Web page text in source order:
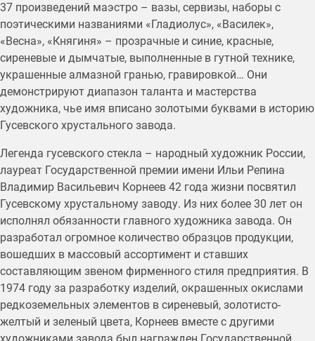
37 произведений маэстро – вазы, сервизы, наборы с
поэтическими названиями «Гладиолус», «Василек»,
«Весна», «Княгиня» – прозрачные и синие, красные,
сиреневые и дымчатые, выполненные в гутной технике,
украшенные алмазной гранью, гравировкой… Они
демонстрируют диапазон таланта и мастерства
художника, чье имя вписано золотыми буквами в историю
Гусевского хрустального завода.
Легенда гусевского стекла – народный художник России,
лауреат Государственной премии имени Ильи Репина
Владимир Васильевич Корнеев 42 года жизни посвятил
Гусевскому хрустальному заводу. Из них более 30 лет он
исполнял обязанности главного художника завода. Он
разработал огромное количество образцов продукции,
вошедших в массовый ассортимент и ставших
составляющим звеном фирменного стиля предприятия. В
1974 году за разработку изделий, окрашенных окислами
редкоземельных элементов в сиреневый, золотисто-
желтый и зеленый цвета, Корнеев вместе с другими